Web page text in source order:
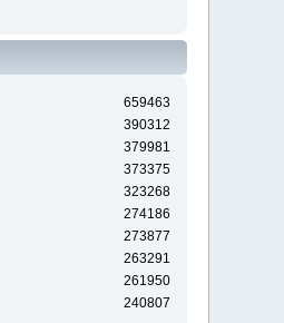
659463
390312
379981
373375
323268
274186
273877
263291
261950
240807